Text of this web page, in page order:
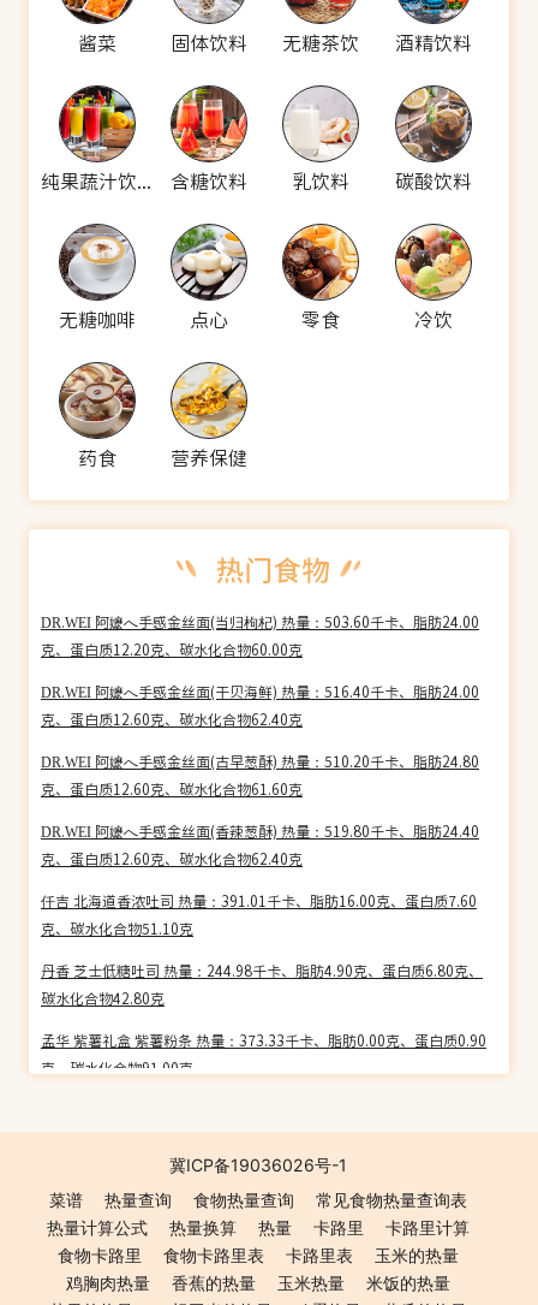
酱菜 固体饮料 无糖茶饮 酒精饮料
纯果蔬汁饮料 含糖饮料 乳饮料 碳酸饮料
无糖咖啡 点心 零食 冷饮
药食 营养保健
DR.WEI 阿嬷へ手感金丝面(当归枸杞) 热量：503.60千卡、脂肪24.00
克、蛋白质12.20克、碳水化合物60.00克
DR.WEI 阿嬷へ手感金丝面(干贝海鲜) 热量：516.40千卡、脂肪24.00
克、蛋白质12.60克、碳水化合物62.40克
DR.WEI 阿嬷へ手感金丝面(古早葱酥) 热量：510.20千卡、脂肪24.80
克、蛋白质12.60克、碳水化合物61.60克
DR.WEI 阿嬷へ手感金丝面(香辣葱酥) 热量：519.80千卡、脂肪24.40
克、蛋白质12.60克、碳水化合物62.40克
仟吉 北海道香浓吐司 热量：391.01千卡、脂肪16.00克、蛋白质7.60
克、碳水化合物51.10克
丹香 芝士低糖吐司 热量：244.98千卡、脂肪4.90克、蛋白质6.80克、
碳水化合物42.80克
孟华 紫薯礼盒 紫薯粉条 热量：373.33千卡、脂肪0.00克、蛋白质0.90
克、碳水化合物91.00克
化合物45.30克
Nona 杯子蛋糕粉(草莓味) 热量：354.00千卡、脂肪1.10克、蛋白质
6.90克、碳水化合物79.30克
Nona 蛋糕粉(朱古力味) 热量：378.00千卡、脂肪1.50克、蛋白质5.60
克、碳水化合物85.40克
冀ICP备19036026号-1
菜谱
热量查询 食物热量查询
常见食物热量查询表
热量计算公式
热量换算 热量 卡路里
卡路里计算
食物卡路里
食物卡路里表 卡路里表
玉米的热量
鸡胸肉热量
香蕉的热量 玉米热量
米饭的热量